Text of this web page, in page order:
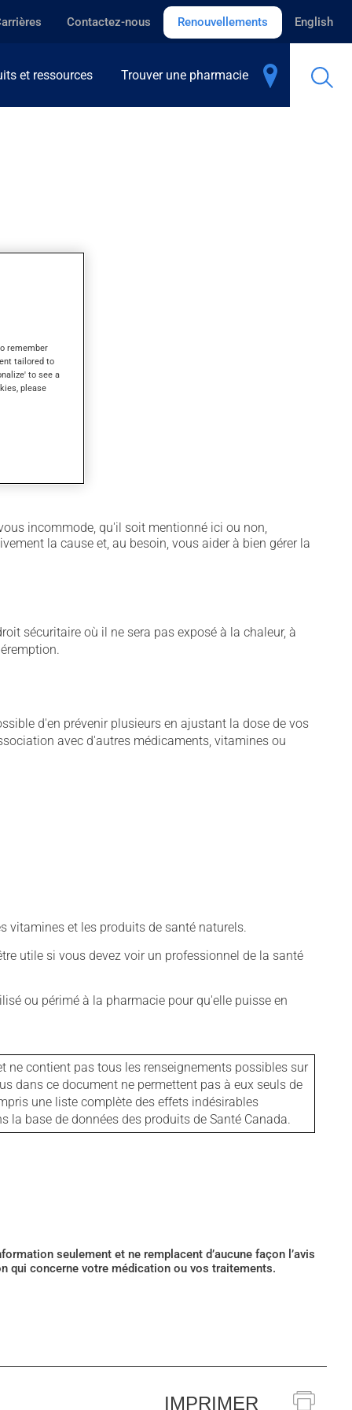
Contactez-nous Renouvellements English
et ressources Trouver une pharmacie
incommode, qu'il soit mentionné ici ou non,
la cause et, au besoin, vous aider à bien gérer la
sécuritaire où il ne sera pas exposé à la chaleur, à
d'en prévenir plusieurs en ajustant la dose de vos
avec d'autres médicaments, vitamines ou
vitamines et les produits de santé naturels.
utile si vous devez voir un professionnel de la santé
ou périmé à la pharmacie pour qu'elle puisse en
ne contient pas tous les renseignements possibles sur
dans ce document ne permettent pas à eux seuls de
une liste complète des effets indésirables
base de données des produits de Santé Canada.
seulement et ne remplacent d’aucune façon l’avis
qui concerne votre médication ou vos traitements.
IMPRIMER
remember
tailored to
to see a
please